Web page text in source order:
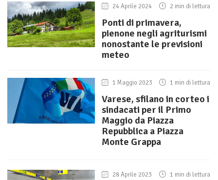
24 Aprile 2024 2 min di lettura
Ponti di primavera,
pienone negli agriturismi
nonostante le previsioni
meteo
1 Maggio 2023 1 min di lettura
Varese, sfilano in corteo i
sindacati per il Primo
Maggio da Piazza
Repubblica a Piazza
Monte Grappa
28 Aprile 2023 1 min di lettura